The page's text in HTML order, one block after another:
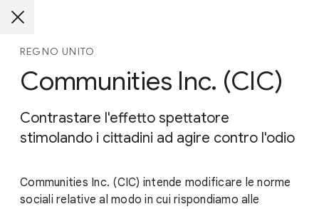
REGNO UNITO
Communities Inc. (CIC)
Contrastare l'effetto spettatore
stimolando i cittadini ad agire contro l'odio
Communities Inc. (CIC) intende modificare le norme
sociali relative al modo in cui rispondiamo alle